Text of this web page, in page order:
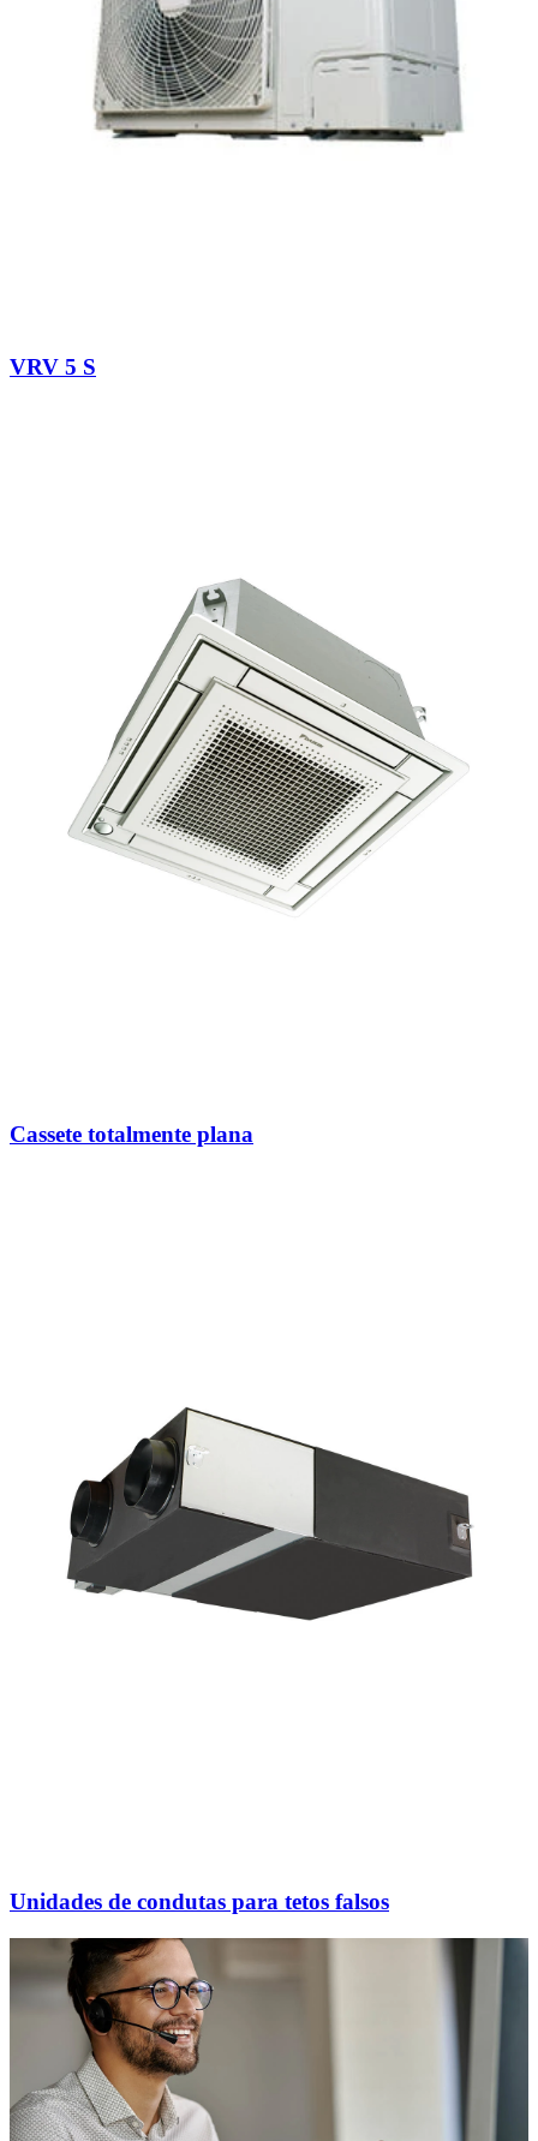
VRV 5 S
Cassete totalmente plana
Unidades de condutas para tetos falsos